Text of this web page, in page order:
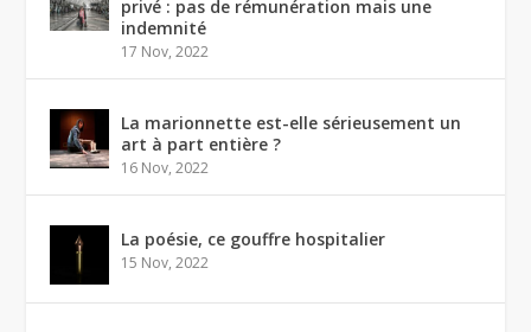
privé : pas de rémunération mais une
indemnité
17 Nov, 2022
La marionnette est-elle sérieusement un
art à part entière ?
16 Nov, 2022
La poésie, ce gouffre hospitalier
15 Nov, 2022